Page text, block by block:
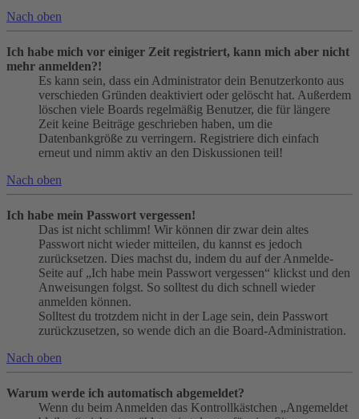
Nach oben
Ich habe mich vor einiger Zeit registriert, kann mich aber nicht
mehr anmelden?!
Es kann sein, dass ein Administrator dein Benutzerkonto aus
verschieden Gründen deaktiviert oder gelöscht hat. Außerdem
löschen viele Boards regelmäßig Benutzer, die für längere
Zeit keine Beiträge geschrieben haben, um die
Datenbankgröße zu verringern. Registriere dich einfach
erneut und nimm aktiv an den Diskussionen teil!
Nach oben
Ich habe mein Passwort vergessen!
Das ist nicht schlimm! Wir können dir zwar dein altes
Passwort nicht wieder mitteilen, du kannst es jedoch
zurücksetzen. Dies machst du, indem du auf der Anmelde-
Seite auf „Ich habe mein Passwort vergessen“ klickst und den
Anweisungen folgst. So solltest du dich schnell wieder
anmelden können.
Solltest du trotzdem nicht in der Lage sein, dein Passwort
zurückzusetzen, so wende dich an die Board-Administration.
Nach oben
Warum werde ich automatisch abgemeldet?
Wenn du beim Anmelden das Kontrollkästchen „Angemeldet